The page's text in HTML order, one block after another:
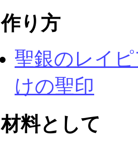
作り方
聖銀のレイ
けの聖印
材料として